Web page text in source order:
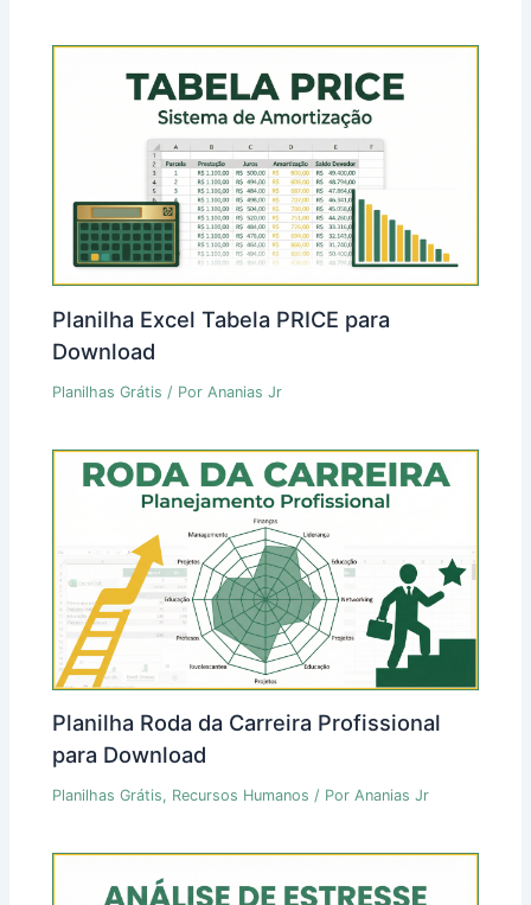
Planilha Excel Tabela PRICE para
Download
Planilhas Grátis / PorAnanias Jr
Planilha Roda da Carreira Profissional
para Download
Planilhas Grátis, Recursos Humanos / PorAnanias Jr